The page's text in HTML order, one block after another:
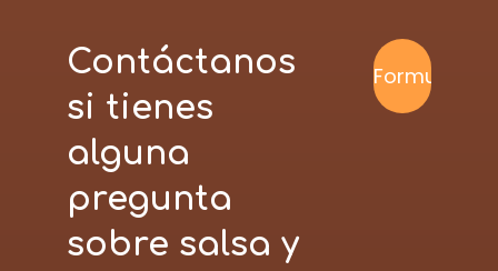
Contáctanos
si tienes
alguna
pregunta
sobre salsa y
Formulario